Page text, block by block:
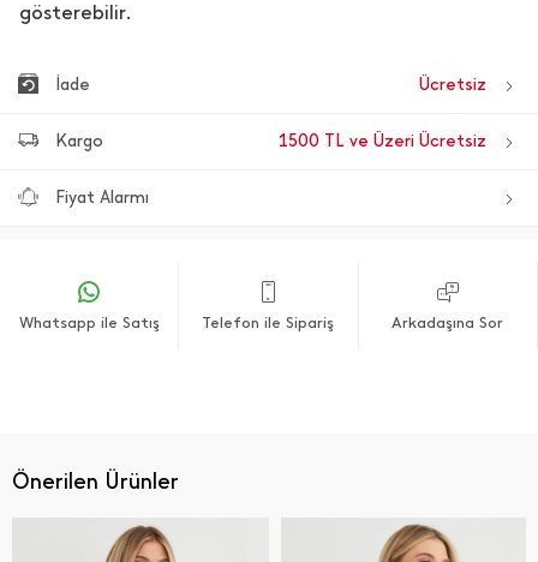
gösterebilir.
İade Ücretsiz
Kargo 1500 TL ve Üzeri Ücretsiz
Fiyat Alarmı
Whatsapp ile Satış Telefon ile Sipariş Arkadaşına Sor
Önerilen Ürünler